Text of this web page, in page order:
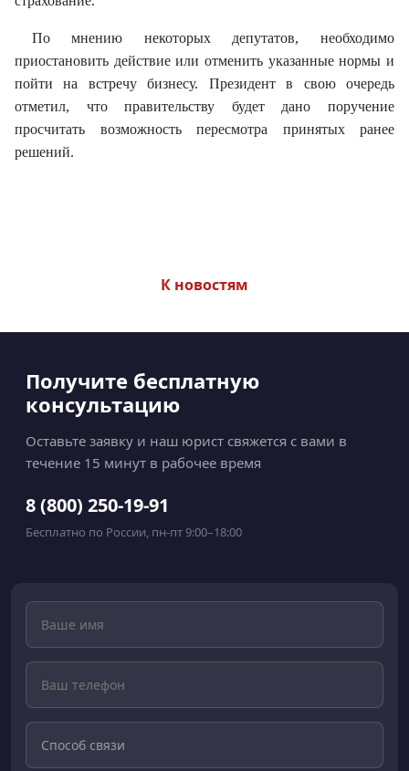
По мнению некоторых депутатов, необходимо
приостановить действие или отменить указанные нормы и
пойти на встречу бизнесу. Президент в свою очередь
отметил, что правительству будет дано поручение
просчитать возможность пересмотра принятых ранее
решений.
К новостям
Получите бесплатную
консультацию
Оставьте заявку и наш юрист свяжется с вами в
течение 15 минут в рабочее время
8 (800) 250-19-91
Бесплатно по России, пн-пт 9:00–18:00